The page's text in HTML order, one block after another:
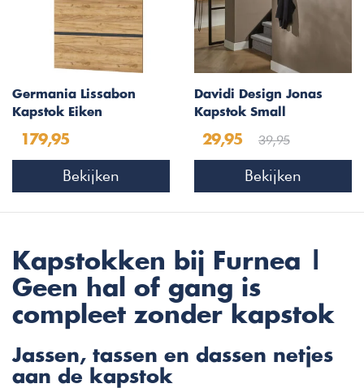
Germania Lissabon
Kapstok Eiken
179,95
Bekijken
Davidi Design Jonas
Kapstok Small
29,95 39,95
Bekijken
Kapstokken bij Furnea |
Geen hal of gang is
compleet zonder kapstok
Jassen, tassen en dassen netjes
aan de kapstok